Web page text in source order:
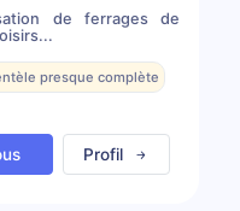
de ferrages de
presque complète
Profil